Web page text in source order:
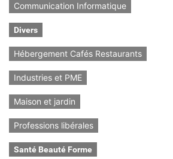
Communication Informatique
Divers
Hébergement Cafés Restaurants
Industries et PME
Maison et jardin
Professions libérales
Santé Beauté Forme